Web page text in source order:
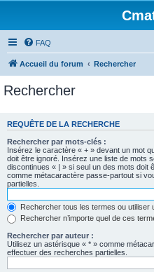
FAQ
Accueil du forum Rechercher
Rechercher
REQUÊTE DE LA RECHERCHE
Rechercher par mots-clés :
Insérez le caractère « + » devant un mot
doit être ignoré. Insérez une liste de mots
discontinues « | » si seul un des mots doit
comme métacaractère passe-partout si
partielles.
Rechercher tous les termes ou utiliser
Rechercher n’importe quel de ces
Rechercher par auteur :
Utilisez un astérisque « * » comme
effectuer des recherches partielles.